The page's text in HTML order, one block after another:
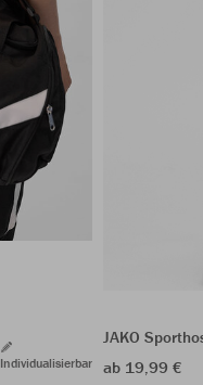
Individualisierbar
JAKO
ab 19,99 €